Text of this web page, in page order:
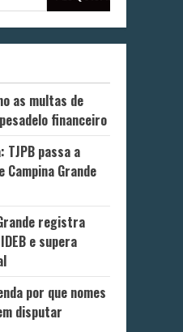
as multas de
financeiro
passa a
Grande
registra
e supera
por que nomes
disputar